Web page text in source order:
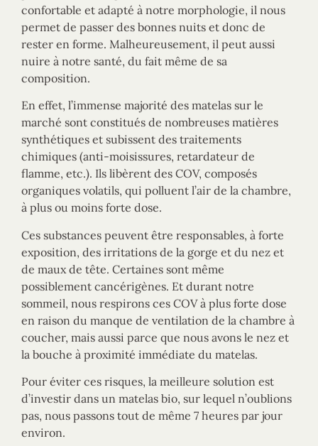
confortable et adapté à notre morphologie, il nous
permet de passer des bonnes nuits et donc de
rester en forme. Malheureusement, il peut aussi
nuire à notre santé, du fait même de sa
composition.
En effet, l’immense majorité des matelas sur le
marché sont constitués de nombreuses matières
synthétiques et subissent des traitements
chimiques (anti-moisissures, retardateur de
flamme, etc.). Ils libèrent des COV, composés
organiques volatils, qui polluent l’air de la chambre,
à plus ou moins forte dose.
Ces substances peuvent être responsables, à forte
exposition, des irritations de la gorge et du nez et
de maux de tête. Certaines sont même
possiblement cancérigènes. Et durant notre
sommeil, nous respirons ces COV à plus forte dose
en raison du manque de ventilation de la chambre à
coucher, mais aussi parce que nous avons le nez et
la bouche à proximité immédiate du matelas.
Pour éviter ces risques, la meilleure solution est
d’investir dans un matelas bio, sur lequel n’oublions
pas, nous passons tout de même 7 heures par jour
environ.